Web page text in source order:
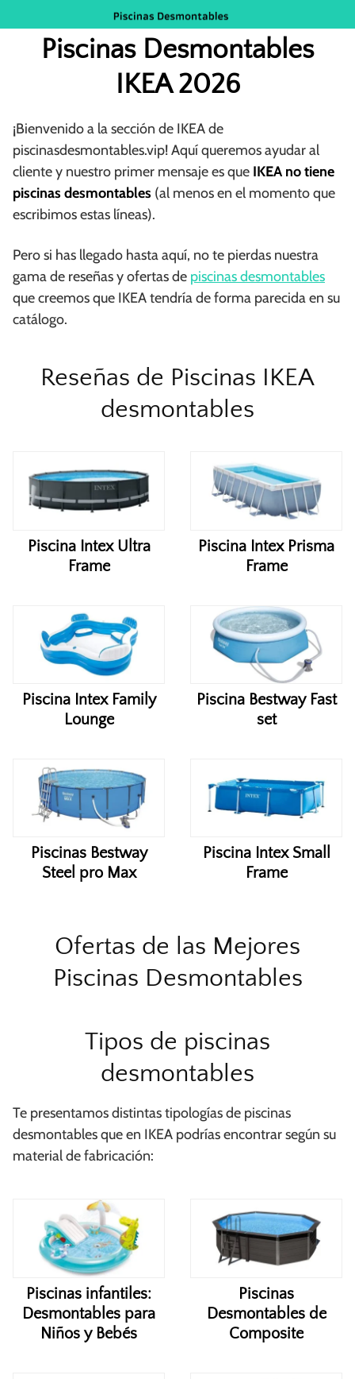
al
contenidoPiscinas Desmontables
IKEA 2026
¡Bienvenido a la sección de IKEA de
piscinasdesmontables.vip! Aquí queremos ayudar al
cliente y nuestro primer mensaje es que IKEA no tiene
piscinas desmontables (al menos en el momento que
escribimos estas líneas).
Pero si has llegado hasta aquí, no te pierdas nuestra
gama de reseñas y ofertas de piscinas desmontables
que creemos que IKEA tendría de forma parecida en su
catálogo.
Reseñas de Piscinas IKEA
desmontables
Piscina Intex Ultra
Frame
Piscina Intex Prisma
Frame
Piscina Intex Family
Lounge
Piscina Bestway Fast
set
Piscinas Bestway
Steel pro Max
Piscina Intex Small
Frame
Ofertas de las Mejores
Piscinas Desmontables
Tipos de piscinas
desmontables
Te presentamos distintas tipologías de piscinas
desmontables que en IKEA podrías encontrar según su
material de fabricación:
Piscinas infantiles:
Desmontables para
Niños y Bebés
Piscinas
Desmontables de
Composite